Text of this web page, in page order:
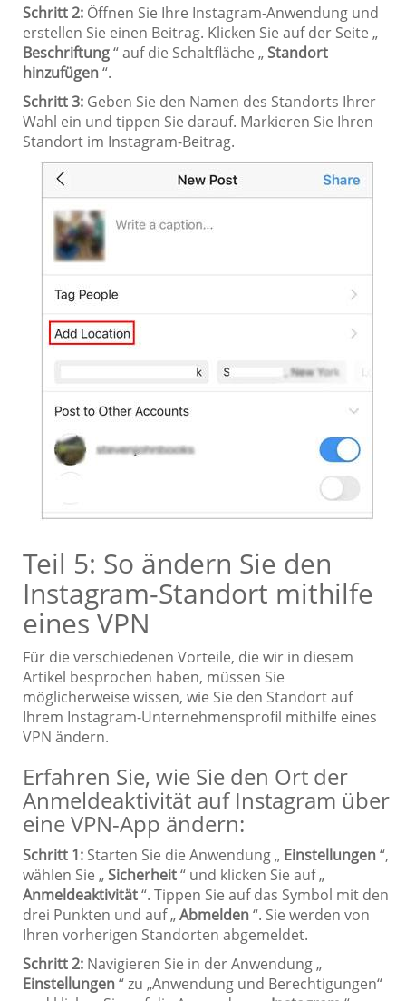
Schritt 2: Öffnen Sie Ihre Instagram-Anwendung und
erstellen Sie einen Beitrag. Klicken Sie auf der Seite „
Beschriftung“ auf die Schaltfläche „Standort
hinzufügen“.
Schritt 3: Geben Sie den Namen des Standorts Ihrer
Wahl ein und tippen Sie darauf. Markieren Sie Ihren
Standort im Instagram-Beitrag.
Teil 5: So ändern Sie den
Instagram-Standort mithilfe
eines VPN
Für die verschiedenen Vorteile, die wir in diesem
Artikel besprochen haben, müssen Sie
möglicherweise wissen, wie Sie den Standort auf
Ihrem Instagram-Unternehmensprofil mithilfe eines
VPN ändern.
Erfahren Sie, wie Sie den Ort der
Anmeldeaktivität auf Instagram über
eine VPN-App ändern:
Schritt 1: Starten Sie die Anwendung „ Einstellungen“,
wählen Sie „Sicherheit“ und klicken Sie auf „
Anmeldeaktivität“. Tippen Sie auf das Symbol mit den
drei Punkten und auf „Abmelden“. Sie werden von
Ihren vorherigen Standorten abgemeldet.
Schritt 2: Navigieren Sie in der Anwendung „
Einstellungen“ zu „Anwendung und Berechtigungen“